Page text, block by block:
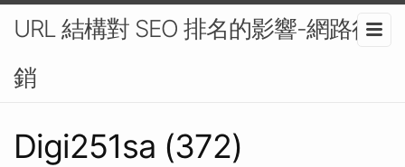
URL 結構對 SEO 排名的影響-網路行
銷
Digi251sa (372)